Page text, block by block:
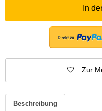
In
Zur
Beschreibung